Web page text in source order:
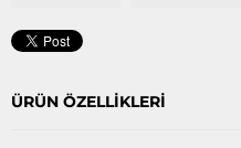
ÜRÜN ÖZELLIKLERI